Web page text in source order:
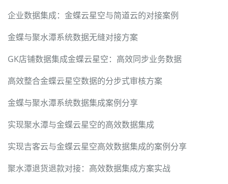
企业数据集成：金蝶云星空与简道云的对接案例
金蝶与聚水潭系统数据无缝对接方案
GK店铺数据集成金蝶云星空：高效同步业务数据
高效整合金蝶云星空数据的分步式审核方案
金蝶与聚水潭系统数据集成案例分享
实现聚水潭与金蝶云星空的高效数据集成
实现吉客云与金蝶云星空高效数据集成的案例分享
聚水潭退货退款对接：高效数据集成方案实战